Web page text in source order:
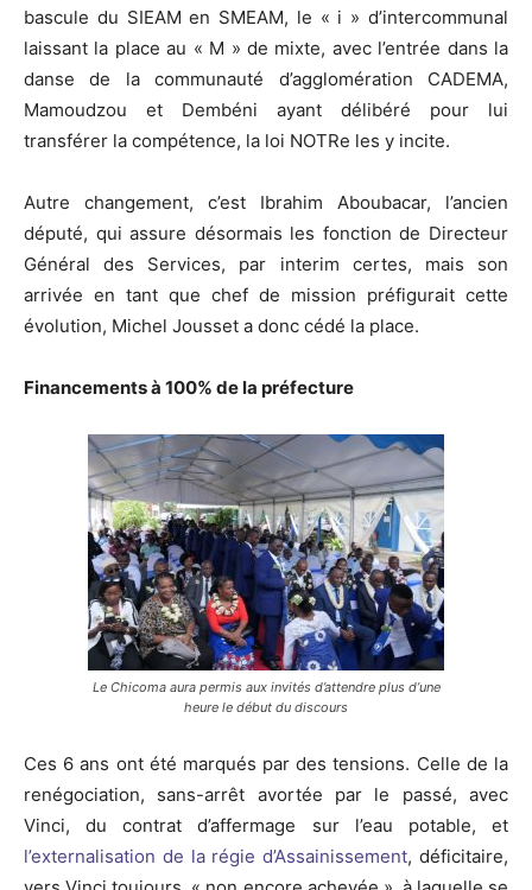
bascule du SIEAM en SMEAM, le « i » d’intercommunal
laissant la place au « M » de mixte, avec l’entrée dans la
danse de la communauté d’agglomération CADEMA,
Mamoudzou et Dembéni ayant délibéré pour lui
transférer la compétence, la loi NOTRe les y incite.
Autre changement, c’est Ibrahim Aboubacar, l’ancien
député, qui assure désormais les fonction de Directeur
Général des Services, par interim certes, mais son
arrivée en tant que chef de mission préfigurait cette
évolution, Michel Jousset a donc cédé la place.
Financements à 100% de la préfecture
Le Chicoma aura permis aux invités d’attendre plus d’une
heure le début du discours
Ces 6 ans ont été marqués par des tensions. Celle de la
renégociation, sans-arrêt avortée par le passé, avec
Vinci, du contrat d’affermage sur l’eau potable, et
l’externalisation de la régie d’Assainissement, déficitaire,